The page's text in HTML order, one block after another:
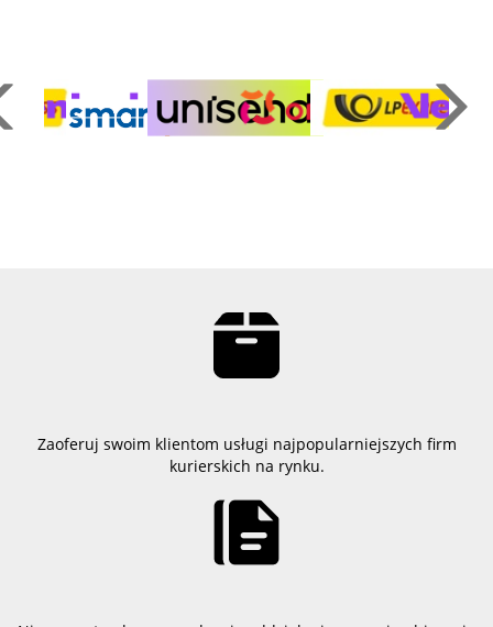
Zaoferuj swoim klientom usługi najpopularniejszych firm
kurierskich na rynku.